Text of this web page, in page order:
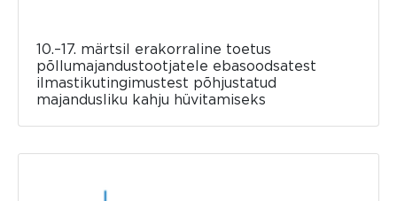
10.–17. märtsil erakorraline toetus
põllumajandustootjatele ebasoodsatest
ilmastikutingimustest põhjustatud
majandusliku kahju hüvitamiseks